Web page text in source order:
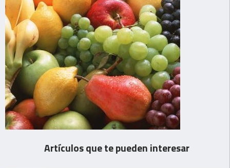
Artículos que te pueden interesar